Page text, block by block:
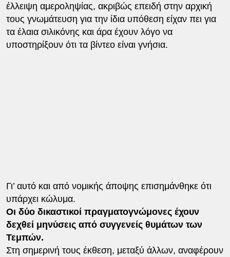
έλλειψη αμεροληψίας, ακριβώς επειδή στην αρχική
τους γνωμάτευση για την ίδια υπόθεση είχαν πει για
τα έλαια σιλικόνης και άρα έχουν λόγο να
υποστηρίξουν ότι τα βίντεο είναι γνήσια.
Γι’ αυτό και από νομικής άποψης επισημάνθηκε ότι
υπάρχει κώλυμα.
Οι δύο δικαστικοί πραγματογνώμονες έχουν
δεχθεί μηνύσεις από συγγενείς θυμάτων των
Τεμπών.
Στη σημερινή τους έκθεση, μεταξύ άλλων, αναφέρουν